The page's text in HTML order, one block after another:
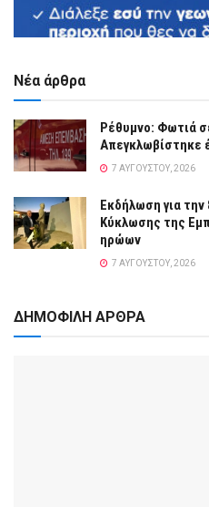
Νέα άρθρα
Ρέθυμνο: Φωτιά
Απεγκλωβίστηκε
7 ΑΥΓΟΎΣΤΟΥ, 2026
Εκδήλωση για
Κύκλωσης της
ηρώων
7 ΑΥΓΟΎΣΤΟΥ, 2026
ΔΗΜΟΦΙΛΗ ΑΡΘΡΑ